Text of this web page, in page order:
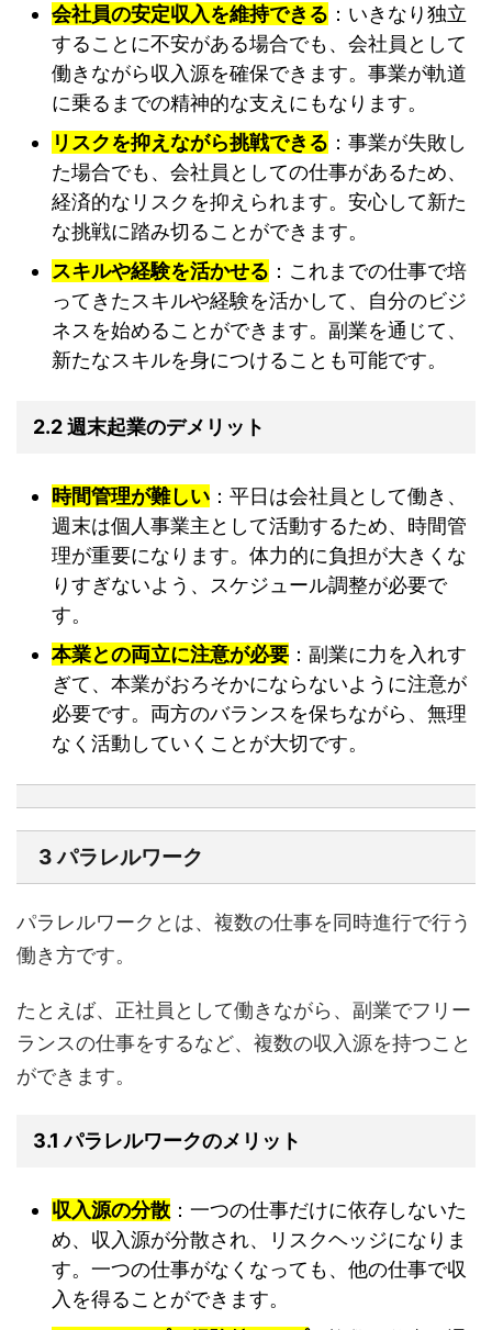
会社員の安定収入を維持できる ：いきなり独立
することに不安がある場合でも、会社員として
働きながら収入源を確保できます。事業が軌道
に乗るまでの精神的な支えにもなります。
リスクを抑えながら挑戦できる ：事業が失敗し
た場合でも、会社員としての仕事があるため、
経済的なリスクを抑えられます。安心して新た
な挑戦に踏み切ることができます。
スキルや経験を活かせる ：これまでの仕事で培
ってきたスキルや経験を活かして、自分のビジ
ネスを始めることができます。副業を通じて、
新たなスキルを身につけることも可能です。
2.2 週末起業のデメリット
時間管理が難しい ：平日は会社員として働き、
週末は個人事業主として活動するため、時間管
理が重要になります。体力的に負担が大きくな
りすぎないよう、スケジュール調整が必要で
す。
本業との両立に注意が必要 ：副業に力を入れす
ぎて、本業がおろそかにならないように注意が
必要です。両方のバランスを保ちながら、無理
なく活動していくことが大切です。
3 パラレルワーク
パラレルワークとは、複数の仕事を同時進行で行う
働き方です。
たとえば、正社員として働きながら、副業でフリー
ランスの仕事をするなど、複数の収入源を持つこと
ができます。
3.1 パラレルワークのメリット
収入源の分散 ：一つの仕事だけに依存しないた
め、収入源が分散され、リスクヘッジになりま
す。一つの仕事がなくなっても、他の仕事で収
入を得ることができます。